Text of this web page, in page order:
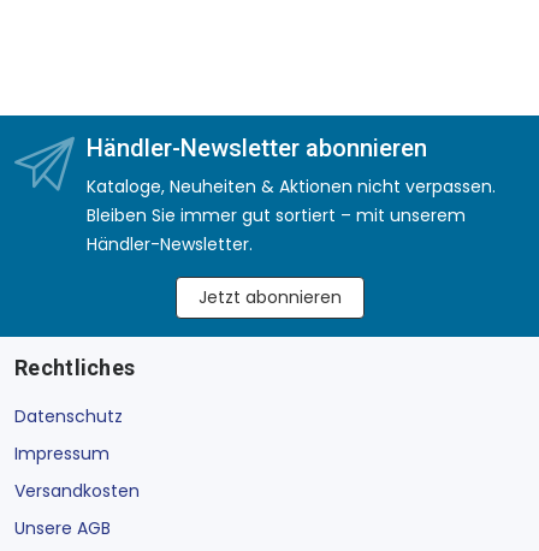
Händler-Newsletter abonnieren
Kataloge, Neuheiten & Aktionen nicht verpassen.
Bleiben Sie immer gut sortiert – mit unserem
Händler-Newsletter.
Jetzt abonnieren
Rechtliches
Datenschutz
Impressum
Versandkosten
Unsere AGB